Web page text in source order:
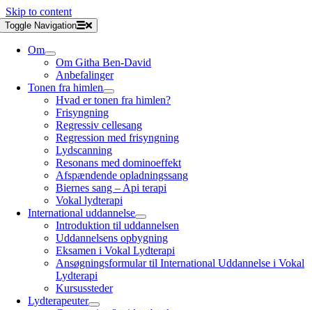
Skip to content
Toggle Navigation
Om
Om Githa Ben-David
Anbefalinger
Tonen fra himlen
Hvad er tonen fra himlen?
Frisyngning
Regressiv cellesang
Regression med frisyngning
Lydscanning
Resonans med dominoeffekt
Afspændende opladningssang
Biernes sang – Api terapi
Vokal lydterapi
International uddannelse
Introduktion til uddannelsen
Uddannelsens opbygning
Eksamen i Vokal Lydterapi
Ansøgningsformular til International Uddannelse i Vokal
Lydterapi
Kursussteder
Lydterapeuter